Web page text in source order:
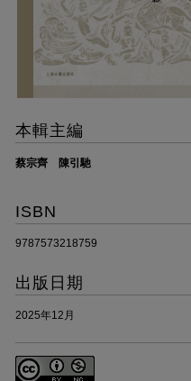
本輯主編
蔡宗齊 陳引馳
ISBN
9787573218759
出版日期
2025年12月